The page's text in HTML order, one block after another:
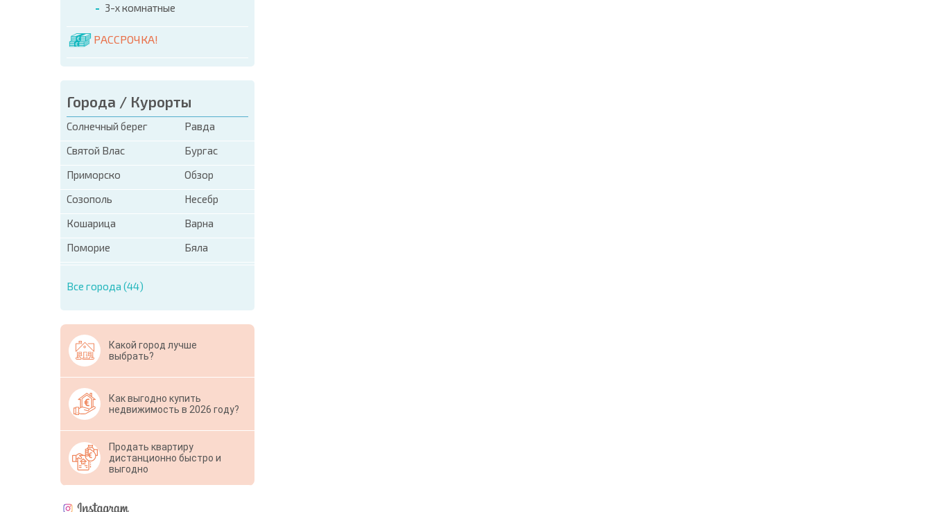
3-х комнатные
РАССРОЧКА!
Города / Курорты
Солнечный берег
Равда
Святой Влас
Бургас
Приморско
Обзор
Созополь
Несебр
Кошарица
Варна
Поморие
Бяла
Все города (44)
Какой город лучше
выбрать?
Как выгодно купить
недвижимость в 2026 году?
Продать квартиру
дистанционно быстро и
выгодно